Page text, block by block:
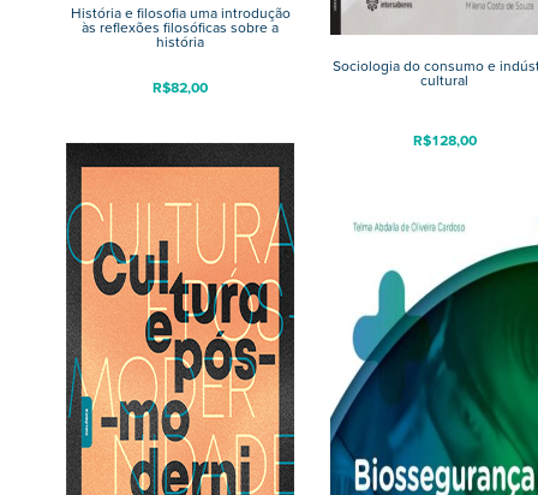
História e filosofia uma introdução
às reflexões filosóficas sobre a
história
R$82,00
Sociologia do consumo e
cultural
R$128,00